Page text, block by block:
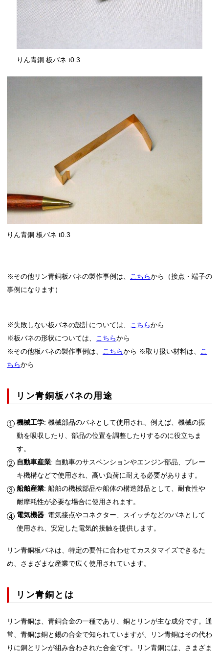
りん青銅 板バネ t0.3
りん青銅 板バネ t0.3
※その他リン青銅板バネの製作事例は、 こちらから（接点・端子の
事例になります）
※失敗しない板バネの設計については、 こちらから
※板バネの形状については、
こちらから
※その他板バネの製作事例は、
こちらから ※取り扱い材料は、
こ
ちらから
リン青銅板バネの用途
機械工学: 機械部品のバネとして使用され、例えば、機械の振
動を吸収したり、部品の位置を調整したりするのに役立ちま
す。
自動車産業: 自動車のサスペンションやエンジン部品、ブレー
キ機構などで使用され、高い負荷に耐える必要があります。
船舶産業: 船舶の機械部品や船体の構造部品として、耐食性や
耐摩耗性が必要な場合に使用されます。
電気機器: 電気接点やコネクター、スイッチなどのバネとして
使用され、安定した電気的接触を提供します。
リン青銅板バネは、特定の要件に合わせてカスタマイズできるた
め、さまざまな産業で広く使用されています。
リン青銅とは
リン青銅は、青銅合金の一種であり、銅とリンが主な成分です。通
常、青銅は銅と錫の合金で知られていますが、リン青銅はその代わ
りに銅とリンが組み合わされた合金です。リン青銅には、さまざま